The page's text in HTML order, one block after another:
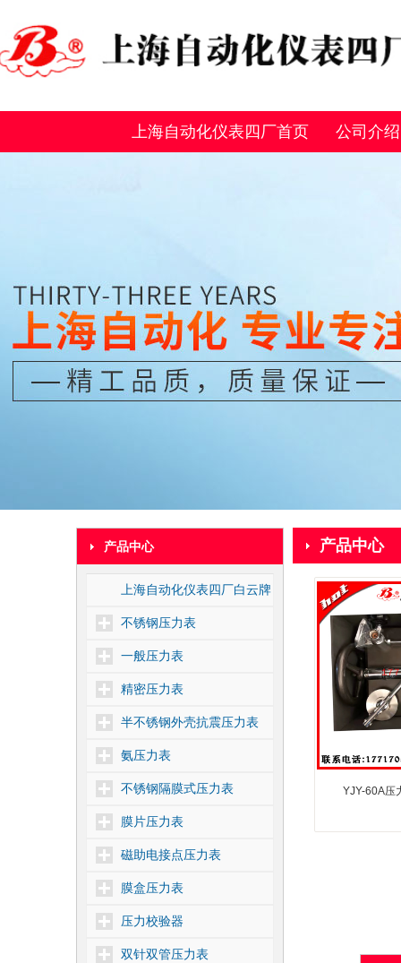
上海自动化仪表四厂首页 公司介绍
产品中心
上海自动化仪表四厂白云牌
不锈钢压力表
一般压力表
精密压力表
半不锈钢外壳抗震压力表
氨压力表
不锈钢隔膜式压力表
膜片压力表
磁助电接点压力表
膜盒压力表
压力校验器
双针双管压力表
产品中心
YJY-60A压